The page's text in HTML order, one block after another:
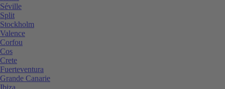
Séville
Split
Stockholm
Valence
Corfou
Cos
Crete
Fuerteventura
Grande Canarie
Ibiza